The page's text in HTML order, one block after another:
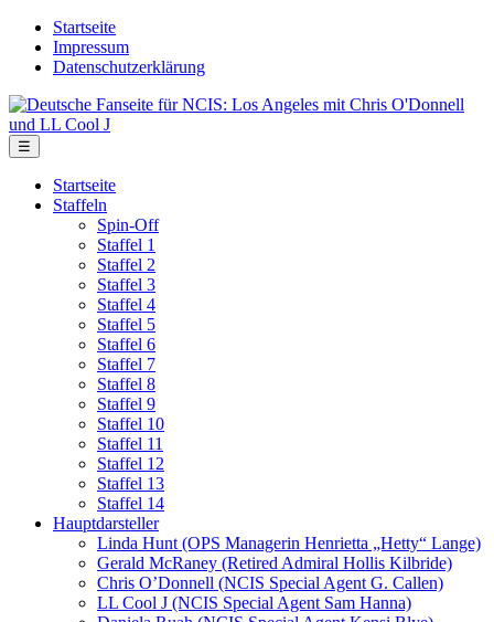
Skip
Startseite
Impressum
Datenschutzerklärung
Deutsche
Fanseite
für
NCIS:
Angeles
O'Donnell
☰
Startseite
Staffeln
Spin-Off
Staffel 1
Staffel 2
Staffel 3
Staffel 4
Staffel 5
Staffel 6
Staffel 7
Staffel 8
Staffel 9
Staffel 10
Staffel 11
Staffel 12
Staffel 13
Staffel 14
Hauptdarsteller
Linda Hunt (OPS Managerin Henrietta „Hetty“ Lange)
Gerald McRaney (Retired Admiral Hollis Kilbride)
Chris O’Donnell (NCIS Special Agent G. Callen)
LL Cool J (NCIS Special Agent Sam Hanna)